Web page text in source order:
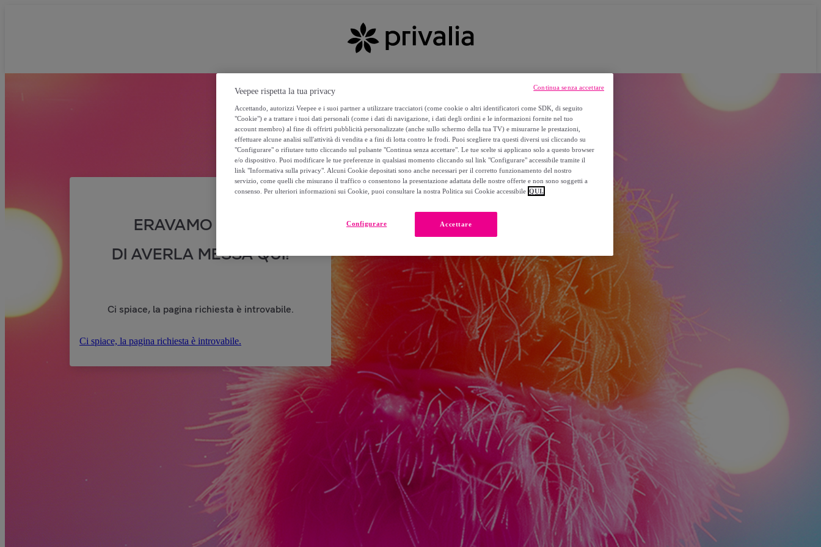
ERAVAMO SICURI
DI AVERLA MESSA QUI!
Ci spiace, la pagina richiesta è introvabile.
Ci spiace, la pagina richiesta è introvabile.
Veepee rispetta la tua privacy
Accettando, autorizzi Veepee e i suoi partner a utilizzare tracciatori (come cookie o altri identificatori come SDK, di seguito
"Cookie") e a trattare i tuoi dati personali (come i dati di navigazione, i dati degli ordini e le informazioni fornite nel tuo
account membro) al fine di offrirti pubblicità personalizzate (anche sullo schermo della tua TV) e misurarne le prestazioni,
effettuare alcune analisi sull'attività di vendita e a fini di lotta contro le frodi. Puoi scegliere tra questi diversi usi cliccando su
"Configurare" o rifiutare tutto cliccando sul pulsante "Continua senza accettare". Le tue scelte si applicano solo a questo browser
e/o dispositivo. Puoi modificare le tue preferenze in qualsiasi momento cliccando sul link "Configurare" accessibile tramite il
link "Informativa sulla privacy". Alcuni Cookie depositati sono anche necessari per il corretto funzionamento del nostro
servizio, come quelli che misurano il traffico o consentono la presentazione adattata delle nostre offerte e non sono soggetti a
consenso. Per ulteriori informazioni sui Cookie, puoi consultare la nostra Politica sui Cookie accessibile QUI.
Accettare
Configurare
Continua senza accettare